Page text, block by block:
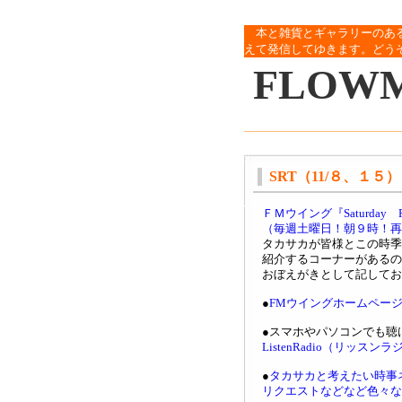
本と雑貨とギャラリーのあ
えて発信してゆきます。どう
SRT（11/８、１５
ＦＭウイング『
（毎週土曜日！朝９時！
タカサカが皆様とこの時
紹介するコーナーがある
おぼえがきとして記して
●FMウイングホームペー
●スマホやパソコンでも聴
ListenRadio（リッスンラ
●タカサカと考えたい時
リクエストなどなど色々